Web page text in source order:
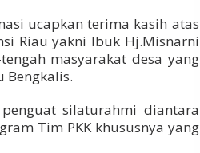
ucapkan terima kasih atas
Riau yakni Ibuk Hj.Misnarni
masyarakat desa yang
Bengkalis.
silaturahmi diantara
Tim PKK khususnya yang